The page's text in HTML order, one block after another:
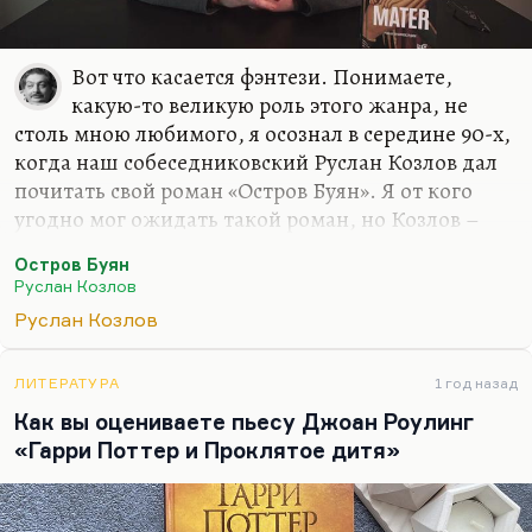
Вот что касается фэнтези. Понимаете,
какую-то великую роль этого жанра, не
столь мною любимого, я осознал в середине 90-х,
когда наш собеседниковский Руслан Козлов дал
почитать свой роман «Остров Буян». Я от кого
угодно мог ожидать такой роман, но Козлов –
редактировал «Смену» ленинградскую, он автор
первой публикации о «Митьках», он и открыл их
как течение. Он был автором первого ответа
принципами». Когда все замерли, думая, что это
произошел поворот в правительстве, а вот Козлов
взял и написал очень резкую и язвительную
статью «Не могу молчать».
Я знал его как очень сильного публициста. Он
Остров Буян
Руслан Козлов
Руслан Козлов
ЛИТЕРАТУРА 1 год назад
Как вы оцениваете пьесу Джоан Роулинг
«Гарри Поттер и Проклятое дитя»